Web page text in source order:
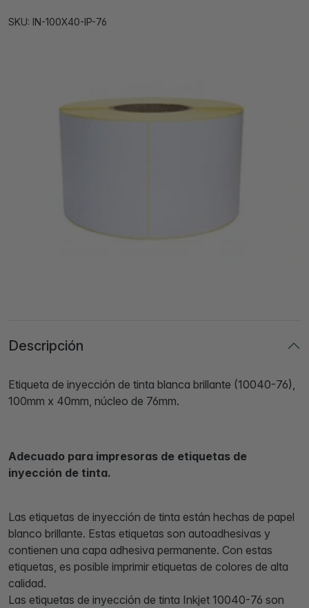
SKU: IN-100X40-IP-76
Descripción
Etiqueta de inyección de tinta blanca brillante (10040-76),
100mm x 40mm, núcleo de 76mm.
Adecuado para impresoras de etiquetas de
inyección de tinta.
Las etiquetas de inyección de tinta están hechas de papel
blanco brillante. Estas etiquetas son autoadhesivas y
contienen una capa adhesiva permanente. Con estas
etiquetas, es posible imprimir etiquetas de colores de alta
calidad.
Las etiquetas de inyección de tinta Inkjet 10040-76 son